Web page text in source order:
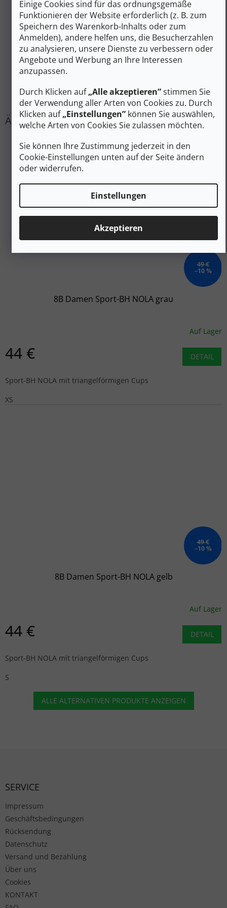
Einige Cookies sind für das ordnungsgemäße
Funktionieren der Website erforderlich (z. B. zum
Speichern des Warenkorb-Inhalts oder zum
Anmelden), andere helfen uns, die Besucherzahlen
zu analysieren, unsere Dienste zu verbessern oder
Angebote und Werbung an Ihre Interessen
anzupassen.
Durch Klicken auf„Alle akzeptieren”stimmen Sie
der Verwendung aller Arten von Cookies zu. Durch
Klicken auf„Einstellungen” können Sie auswählen,
welche Arten von Cookies Sie zulassen möchten.
Sie können Ihre Zustimmung jederzeit in den
Cookie-Einstellungen unten auf der Seite ändern
oder widerrufen.
Einstellungen
Akzeptieren
Zusätzliche Parameter
Kategorie:
Sport-BHs
EAN
Variante wählen
Geschlecht:
Frauen
Farbe
#sizes_table#: hidden
49 €
–10 %
8B Damen Sport-BH NOLA grau
Auf Lager
44 € DETAIL
Sport-BH NOLA mit triangelförmigen Cups
XS
49 €
–10 %
8B Damen Sport-BH NOLA gelb
Auf Lager
44 € DETAIL
Sport-BH NOLA mit triangelförmigen Cups
S
ALLE ALTERNATIVEN PRODUKTE ANZEIGEN
SERVICE
Impressum
Geschäftsbedingungen
Rücksendung
Datenschutz
Versand und Bezahlung
Über uns
Cookies
KONTAKT